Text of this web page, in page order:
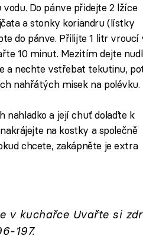
Do pánve přidejte 2 lžíce
a stonky koriandru (lístky
do pánve. Přilijte 1 litr vroucí
10 minut. Mezitím dejte
a nechte vstřebat tekutinu,
nahřátých misek na polévku.
nahladko a její chuť dolaďte k
na kostky a společně
chcete, zakápněte je extra
v kuchařce Uvařte si
197.